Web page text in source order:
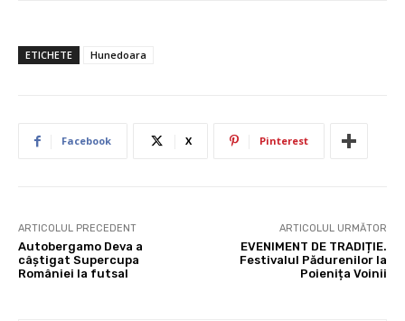
ETICHETE Hunedoara
Facebook X Pinterest
ARTICOLUL PRECEDENT
Autobergamo Deva a
câștigat Supercupa
României la futsal
ARTICOLUL URMĂTOR
EVENIMENT DE TRADIȚIE.
Festivalul Pădurenilor la
Poienița Voinii